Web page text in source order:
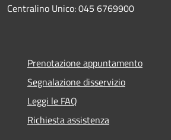
Centralino Unico: 045 6769900
Prenotazione appuntamento
Segnalazione disservizio
Leggi le FAQ
Richiesta assistenza